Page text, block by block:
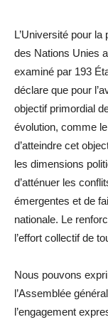
L’Université pour
des Nations Unies
examiné par 193
déclare que pour
objectif primordial
évolution, comme
d’atteindre cet
les dimensions
d’atténuer les
émergentes et de
nationale. Le
l’effort collectif de
Nous pouvons
l’Assemblée
l’engagement